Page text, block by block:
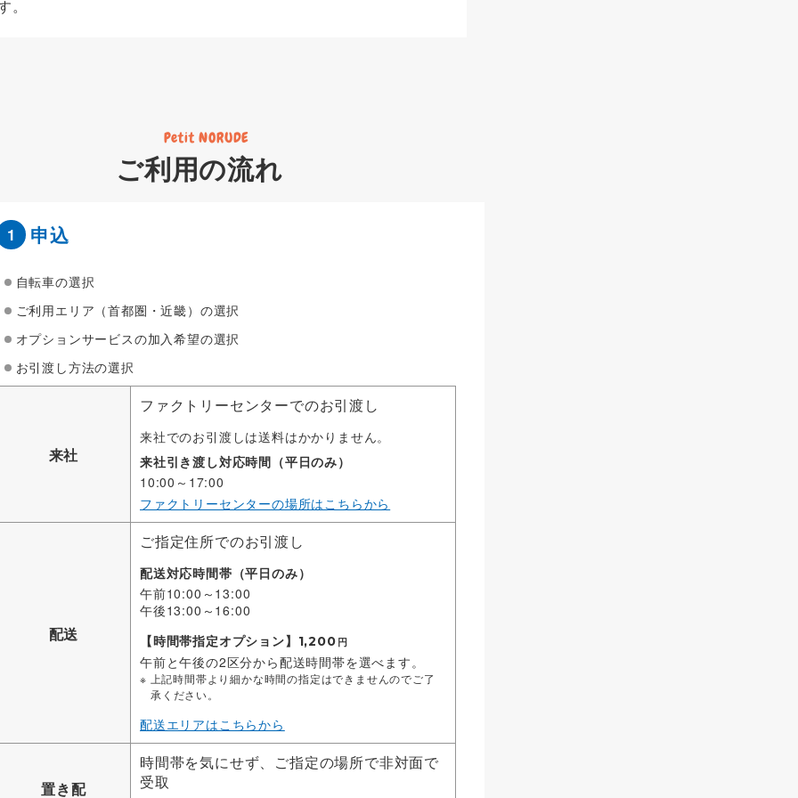
。
Petit NORUDE
ご利用の流れ
1 申込
自転車の選択
ご利用エリア（首都圏・近畿）の選択
オプションサービスの加入希望の選択
お引渡し方法の選択
来社
ファクトリーセンターでのお引渡し
来社でのお引渡しは送料はかかりません。
来社引き渡し対応時間（平日のみ）
10:00～17:00
ファクトリーセンターの場所はこちらから
配送
ご指定住所でのお引渡し
配送対応時間帯（平日のみ）
午前10:00～13:00
午後13:00～16:00
【時間帯指定オプション】 1,200 円
午前と午後の2区分から配送時間帯を選べます。
上記時間帯より細かな時間の指定はできませんのでご了
承ください。
配送エリアはこちらから
置き配
時間帯を気にせず、ご指定の場所で非対面で
受取